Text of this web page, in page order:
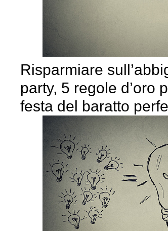
Risparmiare
party, 5 regole d’oro
festa del baratto